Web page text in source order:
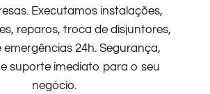
Executamos instalações,
reparos, troca de disjuntores,
emergências 24h. Segurança,
suporte imediato para o seu
negócio.